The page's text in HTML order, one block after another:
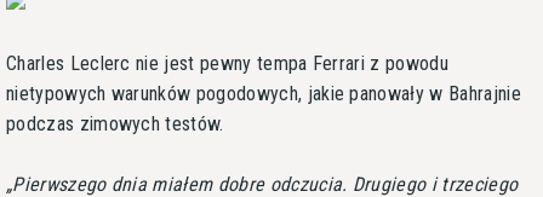
Charles Leclerc nie jest pewny tempa Ferrari z powodu
nietypowych warunków pogodowych, jakie panowały w Bahrajnie
podczas zimowych testów.
Pierwszego dnia miałem dobre odczucia. Drugiego i trzeciego